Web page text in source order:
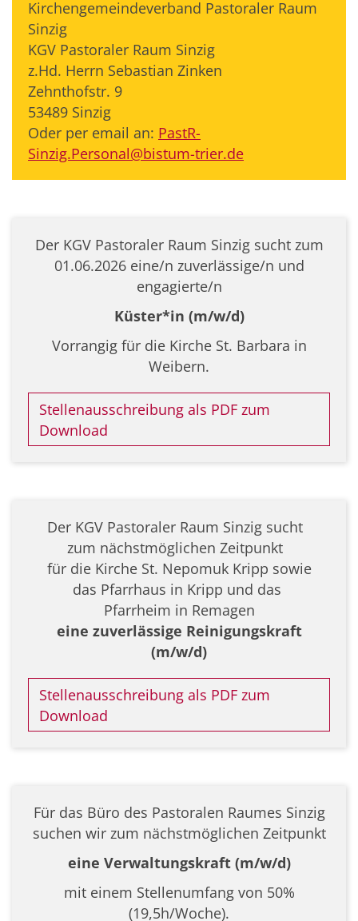
Kirchengemeindeverband Pastoraler Raum
Sinzig
KGV Pastoraler Raum Sinzig
z.Hd. Herrn Sebastian Zinken
Zehnthofstr. 9
53489 Sinzig
Oder per email an: PastR-
Sinzig.Personal@bistum-trier.de
Der KGV Pastoraler Raum Sinzig sucht zum
01.06.2026 eine/n zuverlässige/n und
engagierte/n
Küster*in (m/w/d)
Vorrangig für die Kirche St. Barbara in
Weibern.
Stellenausschreibung als PDF zum
Download
Der KGV Pastoraler Raum Sinzig sucht
zum nächstmöglichen Zeitpunkt
für die Kirche St. Nepomuk Kripp sowie
das Pfarrhaus in Kripp und das
Pfarrheim in Remagen
eine zuverlässige Reinigungskraft
(m/w/d)
Stellenausschreibung als PDF zum
Download
Für das Büro des Pastoralen Raumes Sinzig
suchen wir zum nächstmöglichen Zeitpunkt
eine Verwaltungskraft (m/w/d)
mit einem Stellenumfang von 50%
(19,5h/Woche).